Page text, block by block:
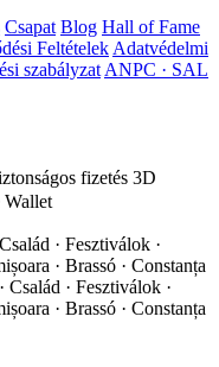
Csapat Blog Hall of Fame
Feltételek Adatvédelmi
szabályzat ANPC · SAL
fizetés 3D
· Fesztiválok ·
· Brassó · Constanța
Család · Fesztiválok ·
· Brassó · Constanța